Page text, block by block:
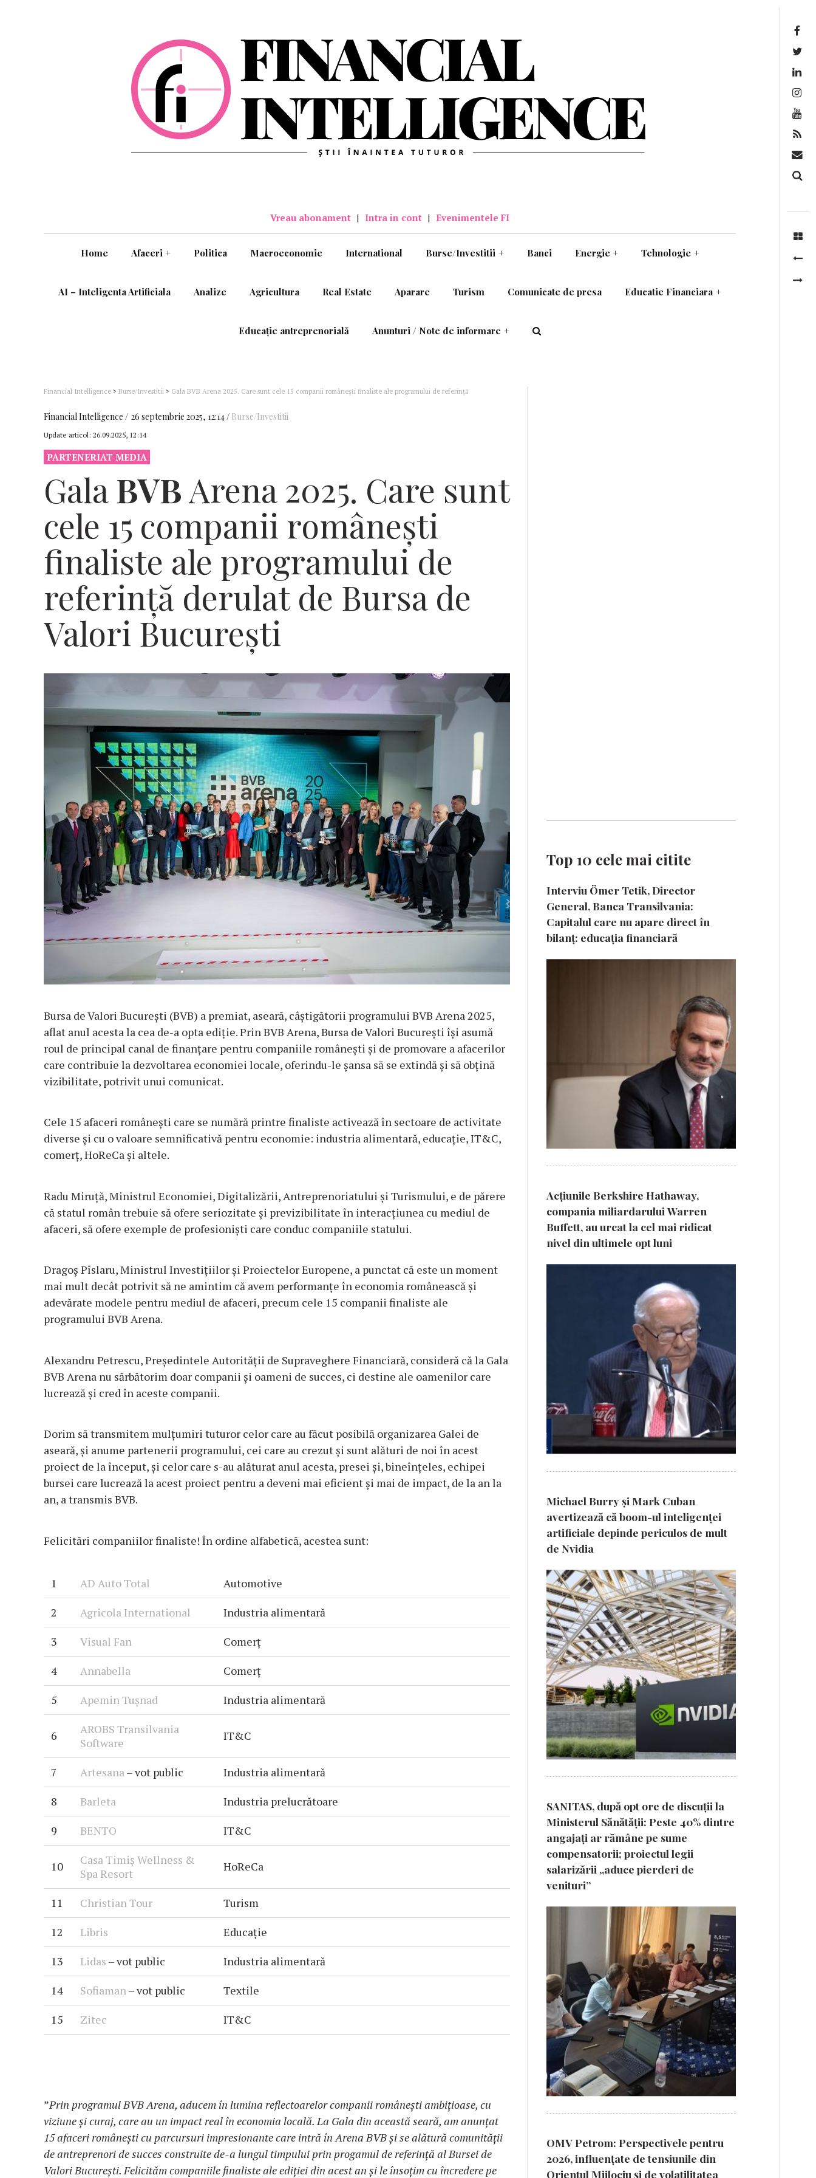
Vreau abonament | Intra in cont | Evenimentele FI
Home Afaceri + Politica Macroeconomie International Burse/Investitii + Banci Energie + Tehnologie +
AI – Inteligenta Artificiala Analize Agricultura Real Estate Aparare Turism Comunicate de presa Educatie Financiara +
Educație antreprenorială Anunturi / Note de informare +
Financial Intelligence > Burse/Investitii > Gala BVB Arena 2025. Care sunt cele 15 companii românești finaliste ale programului de referință
Financial Intelligence 26 septembrie 2025, 12:14 Burse/Investitii
Update articol: 26.09.2025, 12:14
PARTENERIAT MEDIA
GalaBVBArena 2025. Care sunt
cele 15 companii românești
finaliste ale programului de
referință derulat de Bursa de
Valori București
Bursa de Valori București (BVB) a premiat, aseară, câștigătorii programului BVB Arena 2025,
aflat anul acesta la cea de-a opta ediție. Prin BVB Arena, Bursa de Valori București își asumă
roul de principal canal de finanțare pentru companiile românești și de promovare a afacerilor
care contribuie la dezvoltarea economiei locale, oferindu-le șansa să se extindă și să obțină
vizibilitate, potrivit unui comunicat.
Cele 15 afaceri românești care se numără printre finaliste activează în sectoare de activitate
diverse și cu o valoare semnificativă pentru economie: industria alimentară, educație, IT&C,
comerț, HoReCa și altele.
Radu Miruță, Ministrul Economiei, Digitalizării, Antreprenoriatului și Turismului, e de părere
că statul român trebuie să ofere seriozitate și previzibilitate în interacțiunea cu mediul de
afaceri, să ofere exemple de profesioniști care conduc companiile statului.
Dragoș Pîslaru, Ministrul Investițiilor și Proiectelor Europene, a punctat că este un moment
mai mult decât potrivit să ne amintim că avem performanțe în economia românească și
adevărate modele pentru mediul de afaceri, precum cele 15 companii finaliste ale
programului BVB Arena.
Alexandru Petrescu, Președintele Autorității de Supraveghere Financiară, consideră că la Gala
BVB Arena nu sărbătorim doar companii și oameni de succes, ci destine ale oamenilor care
lucrează și cred în aceste companii.
Dorim să transmitem mulțumiri tuturor celor care au făcut posibilă organizarea Galei de
aseară, și anume partenerii programului, cei care au crezut și sunt alături de noi în acest
proiect de la început, și celor care s-au alăturat anul acesta, presei și, bineînțeles, echipei
bursei care lucrează la acest proiect pentru a deveni mai eficient și mai de impact, de la an la
an, a transmis BVB.
Felicitări companiilor finaliste! În ordine alfabetică, acestea sunt:
1 AD Auto Total
Automotive
2
Agricola International
Industria alimentară
3
Visual Fan
Comerț
4
Annabella
Comerț
5
Apemin Tușnad Industria alimentară
6
AROBS Transilvania
Software
IT&C
7 Artesana– vot public
Industria alimentară
8
Barleta
Industria prelucrătoare
9
BENTO IT&C
10
Casa Timiș Wellness &
Spa Resort
HoReCa
11 Christian Tour
Turism
12
Libris
Educație
13
Lidas – vot public
Industria alimentară
14
Sofiaman– vot public
Textile
15
Zitec IT&C
”Prin programul BVB Arena, aducem în lumina reflectoarelor companii românești ambițioase, cu
viziune și curaj, care au un impact real în economia locală. La Gala din această seară, am anunțat
15 afaceri românești cu parcursuri impresionante care intră în Arena BVB și se alătură comunității
de antreprenori de succes construite de-a lungul timpului prin progamul de referință al Bursei de
Valori București. Felicităm companiile finaliste ale ediției din acest an și le însoțim cu încredere pe
Top 10 cele mai citite
Interviu Ömer Tetik, Director
General, Banca Transilvania:
Capitalul care nu apare direct în
bilanț: educația financiară
Acțiunile Berkshire Hathaway,
compania miliardarului Warren
Buffett, au urcat la cel mai ridicat
nivel din ultimele opt luni
Michael Burry și Mark Cuban
avertizează că boom-ul inteligenței
artificiale depinde periculos de mult
de Nvidia
SANITAS, după opt ore de discuții la
Ministerul Sănătății: Peste 40% dintre
angajați ar rămâne pe sume
compensatorii; proiectul legii
salarizării „aduce pierderi de
venituri”
OMV Petrom: Perspectivele pentru
2026, influențate de tensiunile din
Orientul Mijlociu și de volatilitatea